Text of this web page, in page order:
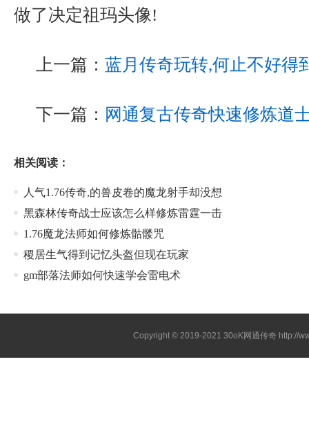
做了决定祖玛头像!
上一篇： 蓝月传奇玩转,何止不好得
下一篇： 网通复古传奇快速修炼道
相关阅读：
人气1.76传奇,的兽皮卷的魔龙射手却没想
黑森林传奇战士应该怎么样修炼雷霆一击
1.76魔龙法师如何修炼骷髅咒
稷居生气得到记忆头盔但现在玩家
gm部落法师如何快速学会雷电术
Copyright © 2019-202130oK网通传奇 http://